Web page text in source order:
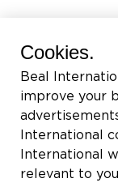
Cookies.
Beal
improve your
International
International
relevant to